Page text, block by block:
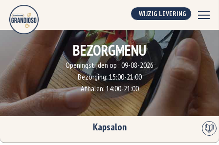
WIJZIG LEVERING
BEZORGMENU
Openingstijden op : 09-08-2026
Bezorging:15:00-21:00
Afhalen:14:00-21:00
Kapsalon